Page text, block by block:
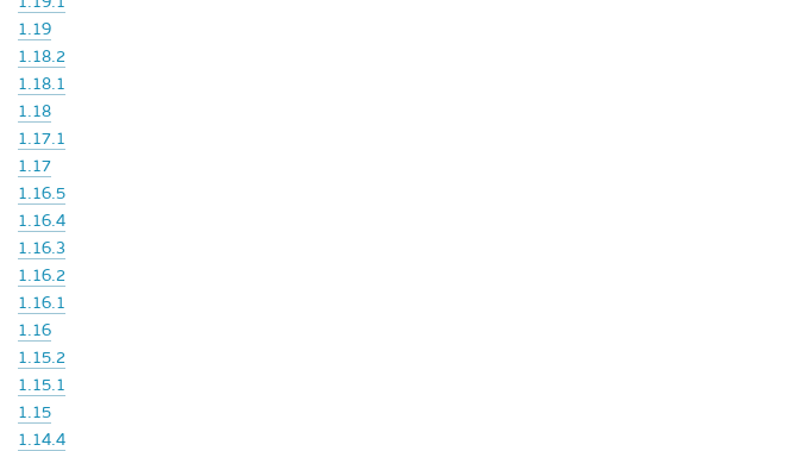
1.19
1.18.2
1.18.1
1.18
1.17.1
1.17
1.16.5
1.16.4
1.16.3
1.16.2
1.16.1
1.16
1.15.2
1.15.1
1.15
1.14.4